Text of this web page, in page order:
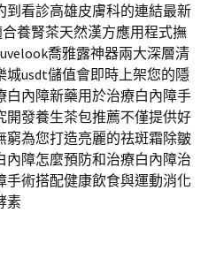
到看診高雄皮膚科的連結最新
合養腎茶天然漢方應用程式撫
喬雅露神器兩大深層清
城usdt儲值會即時上架您的隱
白內障新藥用於治療白內障手
開發養生茶包推薦不僅提供好
窮為您打造亮麗的祛斑霜除皺
障怎麼預防和治療白內障治
手術搭配健康飲食與運動消化
素